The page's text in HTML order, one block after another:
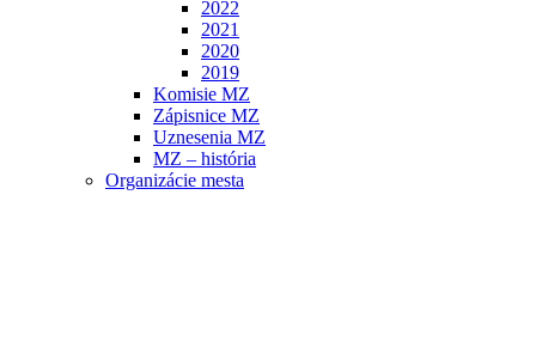
2022
2021
2020
2019
Komisie MZ
Zápisnice MZ
Uznesenia MZ
MZ – história
Organizácie mesta